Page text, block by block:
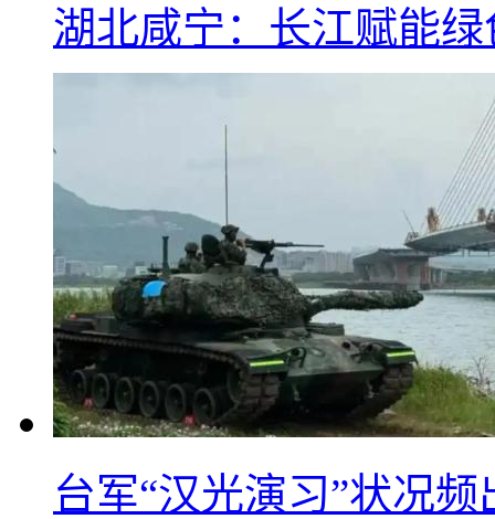
湖北咸宁：长江赋能
台军“汉光演习”状况